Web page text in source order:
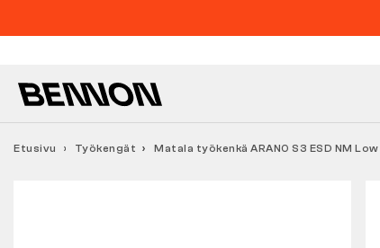
Etusivu Työkengät Matala työkenkä ARANO S3 ESD NM Low